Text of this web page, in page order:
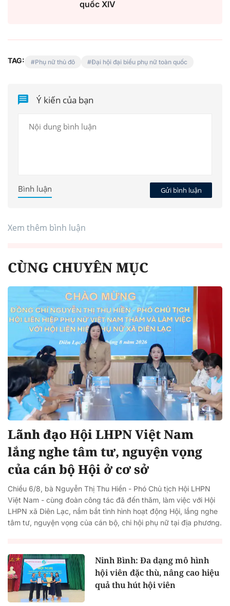
quốc XIV
TAG: Phụ nữ thủ đô Đại hội đại biểu phụ nữ toàn quốc
Ý kiến của bạn
Gửi bình luận
Bình luận
Xem thêm bình luận
CÙNG CHUYÊN MỤC
Lãnh đạo Hội LHPN Việt Nam
lắng nghe tâm tư, nguyện vọng
của cán bộ Hội ở cơ sở
Chiều 6/8, bà Nguyễn Thị Thu Hiền - Phó Chủ tịch Hội LHPN
Việt Nam - cùng đoàn công tác đã đến thăm, làm việc với Hội
LHPN xã Diên Lạc, nắm bắt tình hình hoạt động Hội, lắng nghe
tâm tư, nguyện vọng của cán bộ, chi hội phụ nữ tại địa phương.
Ninh Bình: Đa dạng mô hình
hội viên đặc thù, nâng cao hiệu
quả thu hút hội viên